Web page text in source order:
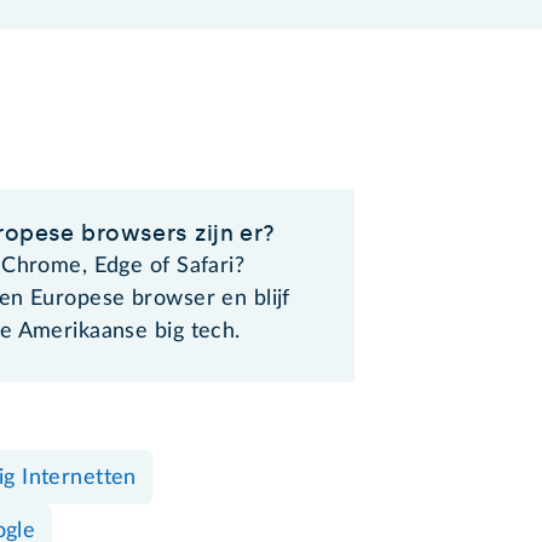
browsers zijn er?
Edge of Safari?
Europese browser en blijf
Amerikaanse big tech.
Internetten